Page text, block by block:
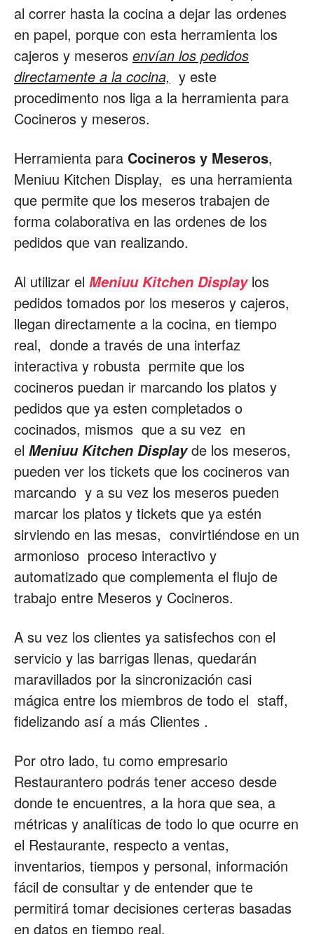
al correr hasta la cocina a dejar las ordenes
en papel, porque con esta herramienta los
cajeros y meseros envían los pedidos
directamente a la cocina, y este
procedimento nos liga a la herramienta para
Cocineros y meseros.
Herramienta para Cocineros y Meseros,
Meniuu Kitchen Display, es una herramienta
que permite que los meseros trabajen de
forma colaborativa en las ordenes de los
pedidos que van realizando.
Al utilizar el Meniuu Kitchen Displaylos
pedidos tomados por los meseros y cajeros,
llegan directamente a la cocina, en tiempo
real, donde a través de una interfaz
interactiva y robusta permite que los
cocineros puedan ir marcando los platos y
pedidos que ya esten completados o
cocinados, mismos que a su vez en
el Meniuu Kitchen Displayde los meseros,
pueden ver los tickets que los cocineros van
marcando y a su vez los meseros pueden
marcar los platos y tickets que ya estén
sirviendo en las mesas, convirtiéndose en un
armonioso proceso interactivo y
automatizado que complementa el flujo de
trabajo entre Meseros y Cocineros.
A su vez los clientes ya satisfechos con el
servicio y las barrigas llenas, quedarán
maravillados por la sincronización casi
mágica entre los miembros de todo el staff,
fidelizando así a más Clientes .
Por otro lado, tu como empresario
Restaurantero podrás tener acceso desde
donde te encuentres, a la hora que sea, a
métricas y analíticas de todo lo que ocurre en
el Restaurante, respecto a ventas,
inventarios, tiempos y personal, información
fácil de consultar y de entender que te
permitirá tomar decisiones certeras basadas
en datos en tiempo real.